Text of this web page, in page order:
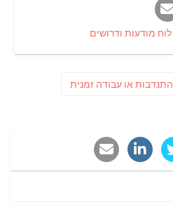
Categories
לוח מודעות ודרושים
פוסט
התנדבות או עבודה זמנית